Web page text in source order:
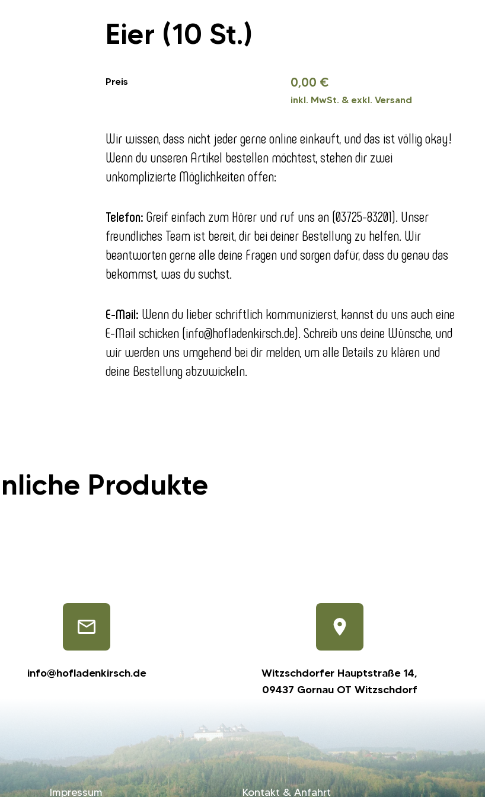
Eier (10 St.)
Preis 0,00 €
inkl. MwSt. & exkl. Versand
Wir wissen, dass nicht jeder gerne online einkauft, und das ist völlig okay!
Wenn du unseren Artikel bestellen möchtest, stehen dir zwei
unkomplizierte Möglichkeiten offen:
Telefon: Greif einfach zum Hörer und ruf uns an (03725-83201). Unser
freundliches Team ist bereit, dir bei deiner Bestellung zu helfen. Wir
beantworten gerne alle deine Fragen und sorgen dafür, dass du genau das
bekommst, was du suchst.
E-Mail: Wenn du lieber schriftlich kommunizierst, kannst du uns auch eine
E-Mail schicken (info@hofladenkirsch.de). Schreib uns deine Wünsche, und
wir werden uns umgehend bei dir melden, um alle Details zu klären und
deine Bestellung abzuwickeln.
Produkte
info@hofladenkirsch.de
Witzschdorfer Hauptstraße 14,
09437 Gornau OT Witzschdorf
Impressum Kontakt & Anfahrt